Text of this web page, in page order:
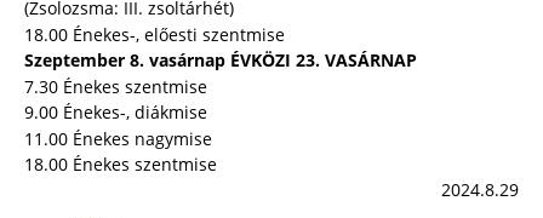
(Zsolozsma: III. zsoltárhét)
18.00 Énekes-, előesti szentmise
Szeptember 8. vasárnap ÉVKÖZI 23. VASÁRNAP
7.30 Énekes szentmise
9.00 Énekes-, diákmise
11.00 Énekes nagymise
18.00 Énekes szentmise
2024.8.29